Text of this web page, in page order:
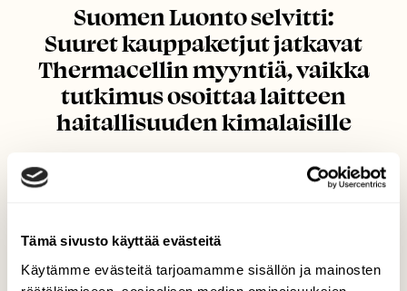
Tämä sivusto käyttää evästeitä
Käytämme evästeitä tarjoamamme sisällön ja mainosten
Suomen Luonto selvitti:
Suuret kauppaketjut jatkavat
Thermacellin myyntiä, vaikka
tutkimus osoittaa laitteen
haitallisuuden kimalaisille